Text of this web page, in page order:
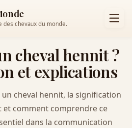
des chevaux du monde.
cheval hennit ?
et explications
cheval hennit, la signification
et comment comprendre ce
dans la communication